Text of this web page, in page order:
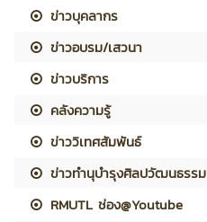
ข่าวบุคลากร
ข่าวอบรม/เสวนา
ข่าวบริการ
คลังความรู้
ข่าววิเทศสัมพันธ์
ข่าวทำนุบำรุงศิลปวัฒนธรรม
RMUTL ช่อง@Youtube